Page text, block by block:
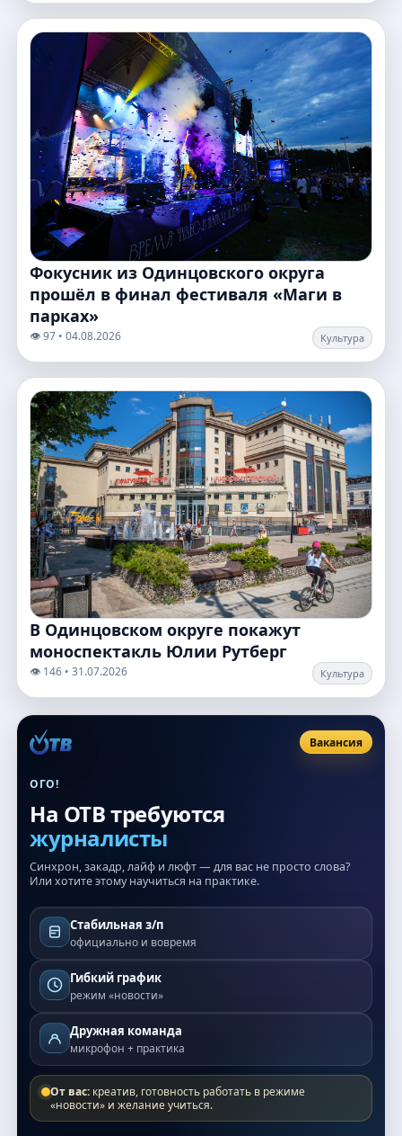
Фокусник из Одинцовского округа
прошёл в финал фестиваля «Маги в
парках»
👁️ 97 • 04.08.2026 Культура
В Одинцовском округе покажут
моноспектакль Юлии Рутберг
👁️ 146 • 31.07.2026 Культура
Вакансия
ОГО!
На ОТВ требуются
журналисты
Синхрон, закадр, лайф и люфт — для вас не просто слова?
Или хотите этому научиться на практике.
Стабильная з/п
официально и вовремя
Гибкий график
режим «новости»
Дружная команда
микрофон + практика
От вас: креатив, готовность работать в режиме
«новости» и желание учиться.